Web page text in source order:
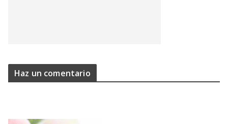
Haz un comentario